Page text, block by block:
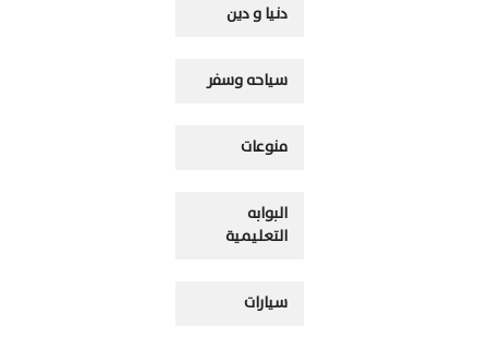
دنيا و دين
سياحه وسفر
منوعات
البوابه
التعليمية
سيارات